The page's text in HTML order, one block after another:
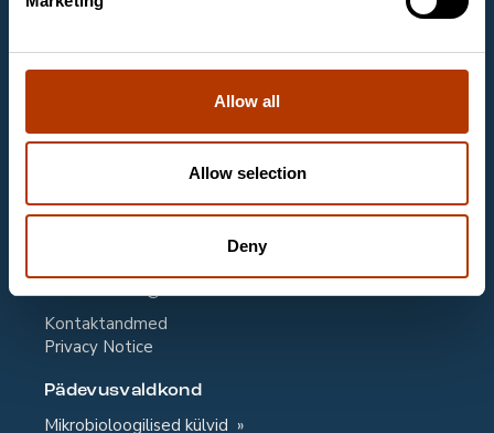
Allow all
Allow selection
Deny
kliinilise keemia laboritele.
Kontaktandmed
Mäealuse 2/1, room 263
12618 TALLINN
Emaillabema@labema.ee
Kontaktandmed
Privacy Notice
Pädevusvaldkond
Mikrobioloogilised külvid